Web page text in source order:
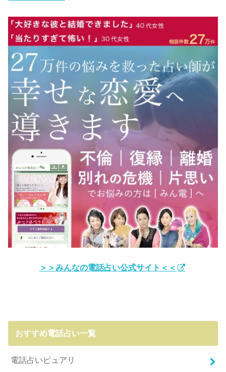
＞＞みんなの電話占い公式サイト＜＜
おすすめ電話占い一覧
電話占いピュアリ